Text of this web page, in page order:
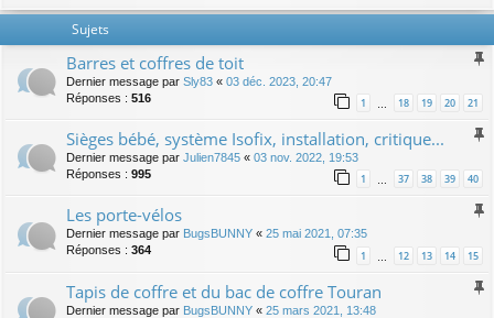
Sujets
Barres et coffres de toit
Dernier message par Sly83 « 03 déc. 2023, 20:47
Réponses : 516 1 … 18 19 20 21
Sièges bébé, système Isofix, installation, critique...
Dernier message par Julien7845 « 03 nov. 2022, 19:53
Réponses : 995 1 … 37 38 39 40
Les porte-vélos
Dernier message par BugsBUNNY « 25 mai 2021, 07:35
Réponses : 364 1 12 13 14 15
Tapis de coffre et du bac de coffre Touran
Dernier message par BugsBUNNY « 25 mars 2021, 13:48